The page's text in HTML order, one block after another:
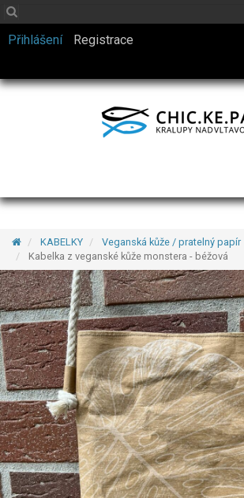
Přihlášení
Registrace
KABELKY
Veganská kůže / pratelný papír
Kabelka z veganské kůže monstera - béžová